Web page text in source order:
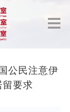
公民注意伊
要求